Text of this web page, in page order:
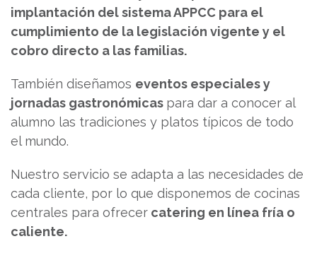
implantación del sistema APPCC para el
cumplimiento de la legislación vigente y el
cobro directo a las familias.
También diseñamos eventos especiales y
jornadas gastronómicas para dar a conocer al
alumno las tradiciones y platos típicos de todo
el mundo.
Nuestro servicio se adapta a las necesidades de
cada cliente, por lo que disponemos de cocinas
centrales para ofrecer catering en línea fría o
caliente.